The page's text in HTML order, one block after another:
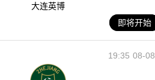
大连英博
即将开始
08-08
19:35